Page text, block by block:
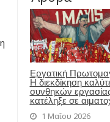
Εργατική
Η διεκδίκηση
συνθηκών
κατέληξε σε
1 Μαΐου 2026